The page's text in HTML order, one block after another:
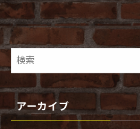
アーカイブ